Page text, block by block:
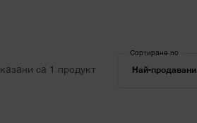
са 1 продукт
Сортиране по
Най-продавани
Сортиране по